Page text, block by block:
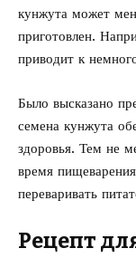
кунжута может
приготовлен.
приводит к
Было высказано
семена кунжута
здоровья. Тем не
время
переваривать
Рецепт